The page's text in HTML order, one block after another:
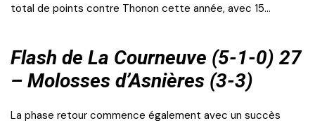
total de points contre Thonon cette année, avec 15…
Flash de La Courneuve (5-1-0) 27
– Molosses d’Asnières (3-3)
La phase retour commence également avec un succès